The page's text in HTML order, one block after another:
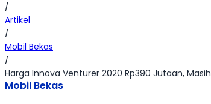
/
Artikel
/
Mobil Bekas
/
Harga Innova Venturer 2020 Rp390 Jutaan,
Mobil Bekas